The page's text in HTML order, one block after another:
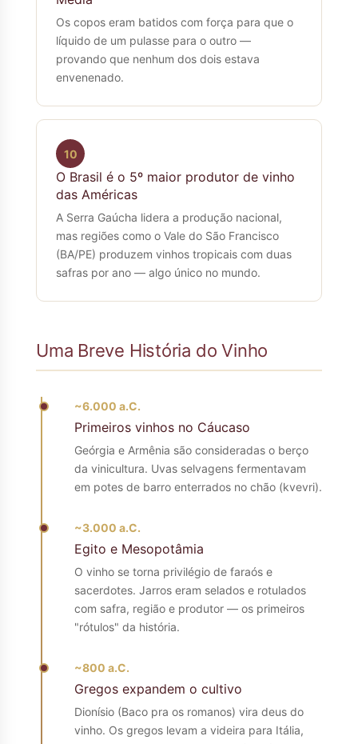
Os copos eram batidos com força para que o
líquido de um pulasse para o outro —
provando que nenhum dos dois estava
envenenado.
10
O Brasil é o 5º maior produtor de vinho
das Américas
A Serra Gaúcha lidera a produção nacional,
mas regiões como o Vale do São Francisco
(BA/PE) produzem vinhos tropicais com duas
safras por ano — algo único no mundo.
Uma Breve História do Vinho
~6.000 a.C.
Primeiros vinhos no Cáucaso
Geórgia e Armênia são consideradas o berço
da vinicultura. Uvas selvagens fermentavam
em potes de barro enterrados no chão (kvevri).
~3.000 a.C.
Egito e Mesopotâmia
O vinho se torna privilégio de faraós e
sacerdotes. Jarros eram selados e rotulados
com safra, região e produtor — os primeiros
"rótulos" da história.
~800 a.C.
Gregos expandem o cultivo
Dionísio (Baco pra os romanos) vira deus do
vinho. Os gregos levam a videira para Itália,